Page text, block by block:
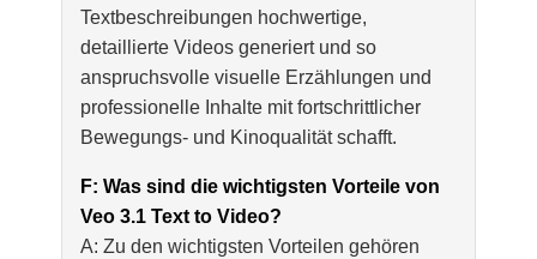
Textbeschreibungen hochwertige,
detaillierte Videos generiert und so
anspruchsvolle visuelle Erzählungen und
professionelle Inhalte mit fortschrittlicher
Bewegungs- und Kinoqualität schafft.
F: Was sind die wichtigsten Vorteile von
Veo 3.1 Text to Video?
A: Zu den wichtigsten Vorteilen gehören